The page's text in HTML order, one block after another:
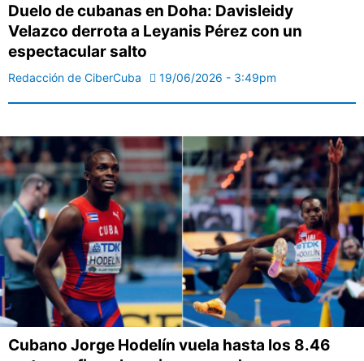
Duelo de cubanas en Doha: Davisleidy
Velazco derrota a Leyanis Pérez con un
espectacular salto
Redacción de CiberCuba 19/06/2026 - 3:49pm
Cubano Jorge Hodelín vuela hasta los 8.46